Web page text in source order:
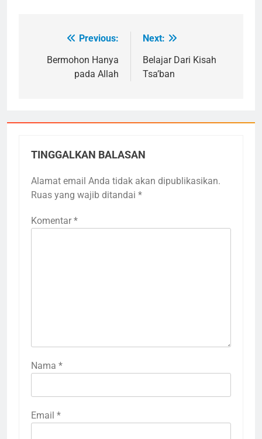
Navigasi
pos
Previous:
Bermohon Hanya
pada Allah
Next:
Belajar Dari Kisah
Tsa’ban
TINGGALKAN BALASAN
Alamat email Anda tidak akan dipublikasikan.
Ruas yang wajib ditandai *
Komentar *
Nama *
Email *
3
Donatur Ramadan Gemar